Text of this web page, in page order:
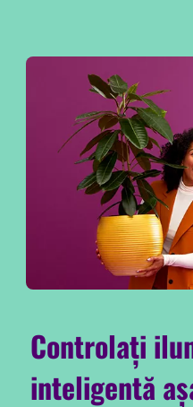
Controlați
inteligentă